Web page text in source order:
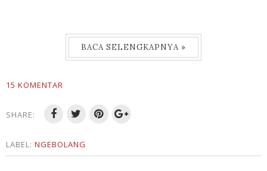
BACA SELENGKAPNYA »
15 KOMENTAR
SHARE:
LABEL: NGEBOLANG